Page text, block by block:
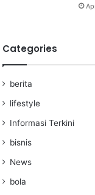
Categories
berita
lifestyle
Informasi Terkini
bisnis
News
bola